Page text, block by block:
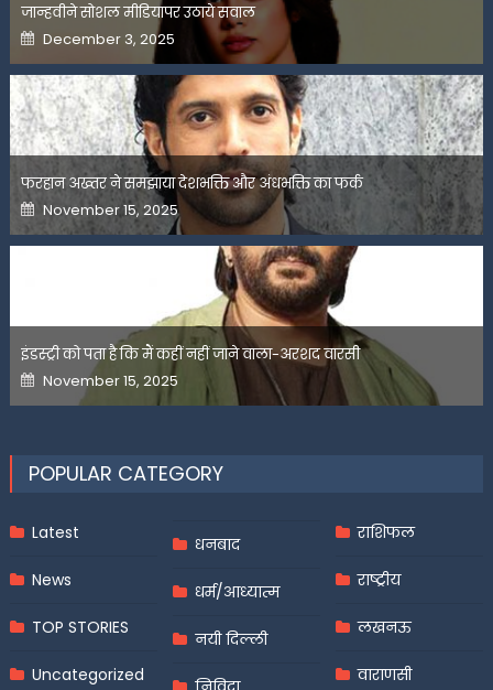
जान्हवीने सोशल मीडियापर उठाये सवाल
Posted
on
December 3, 2025
फरहान अख्तर ने समझाया देशभक्ति और अंधभक्ति का फर्क
Posted
on
November 15, 2025
इंडस्ट्री को पता है कि मैं कहीं नहीं जाने वाला-अरशद वारसी
Posted
on
November 15, 2025
POPULAR CATEGORY
Latest
News
TOP STORIES
Uncategorized
धनबाद
धर्म/आध्यात्म
नयी दिल्ली
राशिफल
राष्ट्रीय
लखनऊ
वाराणसी